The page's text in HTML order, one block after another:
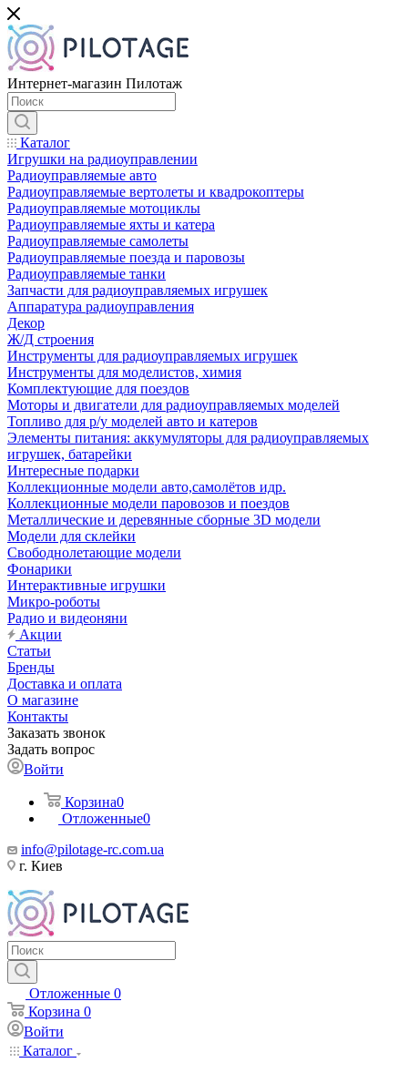
Интернет-магазин Пилотаж
Каталог
Игрушки на радиоуправлении
Радиоуправляемые авто
Радиоуправляемые вертолеты и квадрокоптеры
Радиоуправляемые мотоциклы
Радиоуправляемые яхты и катера
Радиоуправляемые самолеты
Радиоуправляемые поезда и паровозы
Радиоуправляемые танки
Запчасти для радиоуправляемых игрушек
Аппаратура радиоуправления
Декор
Ж/Д строения
Инструменты для радиоуправляемых игрушек
Инструменты для моделистов, химия
Комплектующие для поездов
Моторы и двигатели для радиоуправляемых моделей
Топливо для р/у моделей авто и катеров
Элементы питания: аккумуляторы для радиоуправляемых
игрушек, батарейки
Интересные подарки
Коллекционные модели авто,самолётов идр.
Коллекционные модели паровозов и поездов
Металлические и деревянные сборные 3D модели
Модели для склейки
Свободнолетающие модели
Фонарики
Интерактивные игрушки
Микро-роботы
Радио и видеоняни
Акции
Статьи
Бренды
Доставка и оплата
О магазине
Контакты
Заказать звонок
Задать вопрос
Войти
Корзина0
Отложенные0
info@pilotage-rc.com.ua
г. Киев
Отложенные 0
Корзина 0
Войти
Каталог